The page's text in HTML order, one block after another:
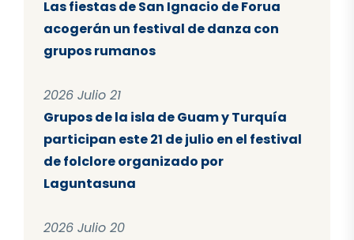
Las fiestas de San Ignacio de Forua
acogerán un festival de danza con
grupos rumanos
2026 Julio 21
Grupos de la isla de Guam y Turquía
participan este 21 de julio en el festival
de folclore organizado por
Laguntasuna
2026 Julio 20